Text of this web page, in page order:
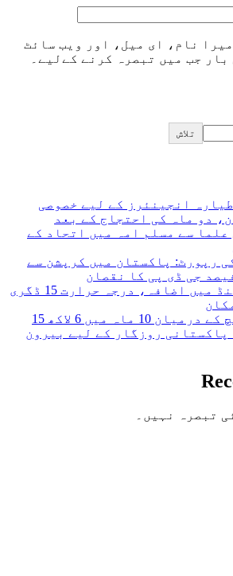
نام، ای میل، اور ویب سائٹ
جب میں تبصرہ کرنے کےلیے۔
تلاش
انجینئرز کے لیے خصوصی
دو ماہ کی احتجاج کے بعد
علما سے مسلم امہ میں اتحاد کے
رپورٹ: پاکستان میں کرپشن سے
کراچی میں ٹھنڈ میں اضافہ، درجہ حرارت 15 ڈگری
سخت ویزا جانچ کے درمیان 10 ماہ میں 6 لاکھ 15
پاکستانی روزگار کے لیے بیرون
تبصرہ نہیں۔